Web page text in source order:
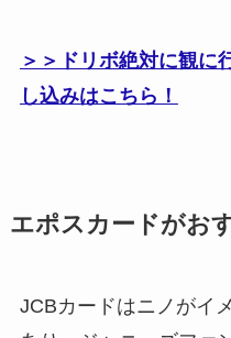
＞＞ドリボ絶対に観に
し込みはこちら！
エポスカードがお
JCBカードはニノがイ